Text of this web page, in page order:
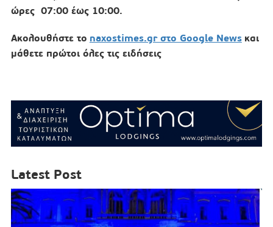
ώρες 07:00 έως 10:00.
Ακολουθήστε το naxostimes.gr στο Google News και
μάθετε πρώτοι όλες τις ειδήσεις
Latest Post